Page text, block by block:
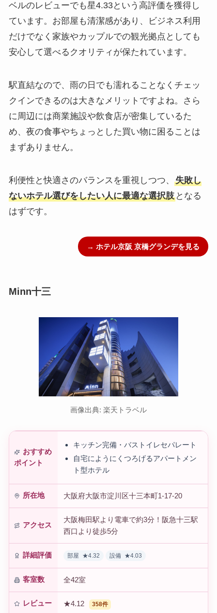
ベルのレビューでも星4.33という高評価を獲得し
ています。お部屋も清潔感があり、ビジネス利用
だけでなく家族やカップルでの観光拠点としても
安心して選べるクオリティが保たれています。
駅直結なので、雨の日でも濡れることなくチェッ
クインできるのは大きなメリットですよね。さら
に周辺には商業施設や飲食店が密集しているた
め、夜の食事やちょっとした買い物に困ることは
まずありません。
利便性と快適さのバランスを重視しつつ、 失敗し
ないホテル選びをしたい人に最適な選択肢となる
はずです。
→ ホテル京阪 京橋グランデを見る
Minn十三
画像出典: 楽天トラベル
おすすめ
ポイント
キッチン完備・バストイレセパレート
自宅にようにくつろげるアパートメン
ト型ホテル
所在地 大阪府大阪市淀川区十三本町1-17-20
アクセス
大阪梅田駅より電車で約3分！阪急十三駅
西口より徒歩5分
詳細評価 部屋 ★4.32 設備 ★4.03
客室数 全42室
レビュー ★4.12 358件